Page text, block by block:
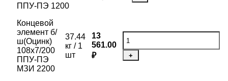
ППУ-ПЭ 1200
Концевой
элемент б/
ш(Оцинк)
108х7/200
ППУ-ПЭ
МЗИ 2200
37.44
кг / 1
шт
13
561.00
₽
+